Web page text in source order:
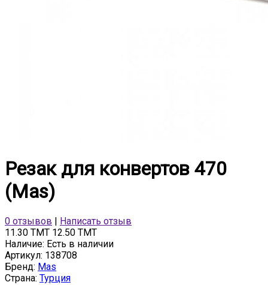
Резак для конвертов 470
(Mas)
0 отзывов
Написать отзыв
11.30 TMT 12.50 TMT
Наличие: Есть в наличии
Артикул: 138708
Бренд: Mas
Страна: Турция